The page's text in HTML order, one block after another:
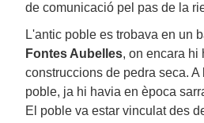
de comunicació pel pas de la
L'antic poble es trobava en un
Fontes Aubelles, on encara hi
construccions de pedra seca. A
poble, ja hi havia en època
El poble va estar vinculat des